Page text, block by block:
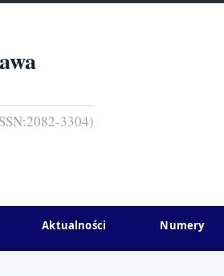
3304)
Aktualności Numery